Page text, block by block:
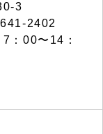
3
2402
：00〜14：